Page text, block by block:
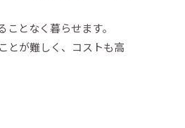
となく暮らせます。
とが難しく、コストも高